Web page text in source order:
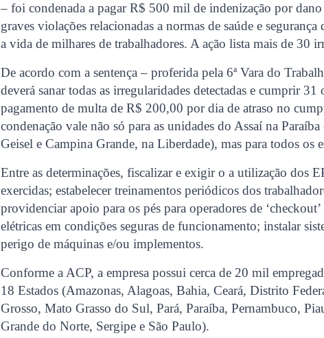
– foi condenada a pagar R$ 500 mil de indenização por
graves violações relacionadas a normas de saúde e
a vida de milhares de trabalhadores. A ação lista mais de 30
De acordo com a sentença – proferida pela 6ª Vara do
deverá sanar todas as irregularidades detectadas e cumprir 31
pagamento de multa de R$ 200,00 por dia de atraso no
condenação vale não só para as unidades do Assaí na
Geisel e Campina Grande, na Liberdade), mas para todos os
Entre as determinações, fiscalizar e exigir o a utilização dos
exercidas; estabelecer treinamentos periódicos dos
providenciar apoio para os pés para operadores de
elétricas em condições seguras de funcionamento; instalar
perigo de máquinas e/ou implementos.
Conforme a ACP, a empresa possui cerca de 20 mil
18 Estados (Amazonas, Alagoas, Bahia, Ceará, Distrito
Grosso, Mato Grasso do Sul, Pará, Paraíba, Pernambuco,
Grande do Norte, Sergipe e São Paulo).